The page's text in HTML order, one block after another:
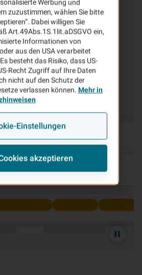
Animation
pausieren
& Kontakt
Center finden Sie alles rund um
von Schäden und viele
Leistungen der VHV.
Zum Servicecenter
Werbung und
zuzustimmen, wählen Sie bitte
Dabei willigen Sie
Art.49Abs.1S.1lit.aDSGVO ein,
Informationen von
aus den USA verarbeitet
besteht das Risiko, dass US-
Recht Zugriff auf Ihre Daten
nicht auf den Schutz der
verlassen können. Mehr in
Einstellungen
akzeptieren